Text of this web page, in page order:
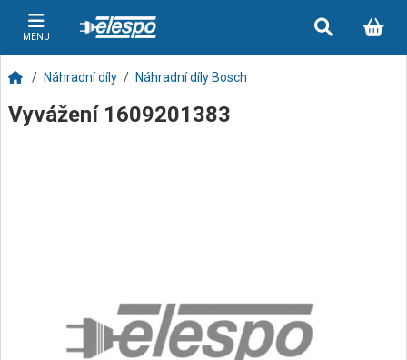
MENU
Náhradní díly Náhradní díly Bosch
Vyvážení 1609201383